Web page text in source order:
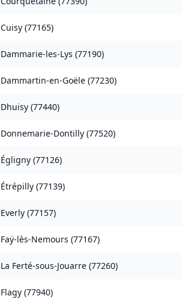
Cuisy (77165)
Dammarie-les-Lys (77190)
Dammartin-en-Goële (77230)
Dhuisy (77440)
Donnemarie-Dontilly (77520)
Égligny (77126)
Étrépilly (77139)
Everly (77157)
Faÿ-lès-Nemours (77167)
La Ferté-sous-Jouarre (77260)
Flagy (77940)